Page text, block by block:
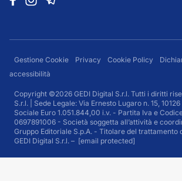
Gestione Cookie Privacy Cookie Policy
accessibilità
Copyright ©2026 GEDI Digital S.r.l. Tutti i diritti
S.r.l. | Sede Legale: Via Ernesto Lugaro n. 15,
Sociale Euro 1.051.844,00 i.v. - Partita Iva e
0697891006 - Società soggetta all’attività e
Gruppo Editoriale S.p.A. - Titolare del trattamento
GEDI Digital S.r.l. – [email protected]